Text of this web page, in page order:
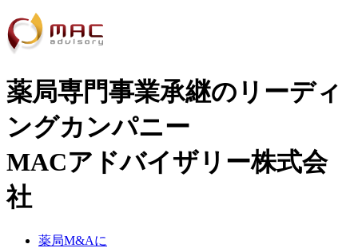
薬局専門事業承継のリーディ
ングカンパニー
MACアドバイザリー株式会
社
薬局M&Aに